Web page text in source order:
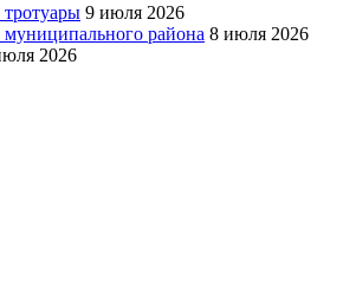
9 июля 2026
района 8 июля 2026
2026